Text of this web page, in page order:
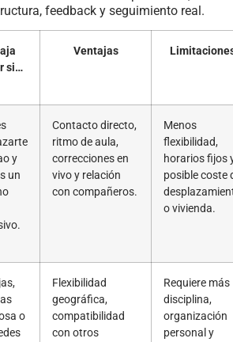
feedback y seguimiento real.
si…
Ventajas
y
un
Contacto directo,
ritmo de aula,
correcciones en
vivo y relación
con compañeros.
Menos
flexibilidad,
horarios fijos
posible coste
o vivienda.
o
Flexibilidad
geográfica,
compatibilidad
con otros
Requiere más
disciplina,
organización
personal y